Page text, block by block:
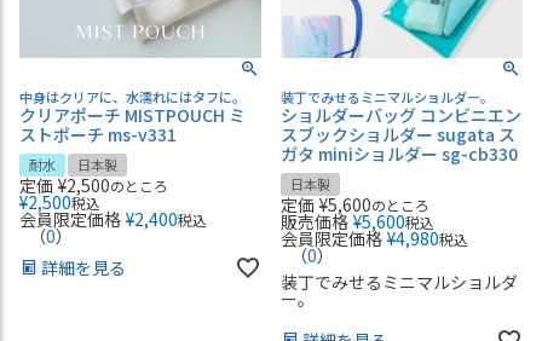
中身はクリアに、水濡れにはタフに。
クリアポーチ MISTPOUCH ミ
ストポーチ ms-v331
耐水 日本製
定価 ¥2,500のところ
¥2,500税込
会員限定価格 ¥2,400税込
（0）
詳細を見る
装丁でみせるミニマルショルダー。
ショルダーバッグ コンビニエン
スブックショルダー sugata ス
ガタ miniショルダー sg-cb330
日本製
定価 ¥5,600のところ
販売価格 ¥5,600税込
会員限定価格 ¥4,980税込
（0）
装丁でみせるミニマルショルダ
ー。